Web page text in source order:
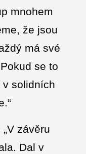
mnohem
že jsou
má své
se to
v solidních
závěru
Dal v